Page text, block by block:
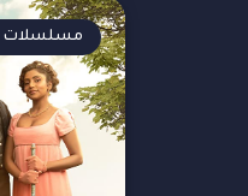
مسلسلات